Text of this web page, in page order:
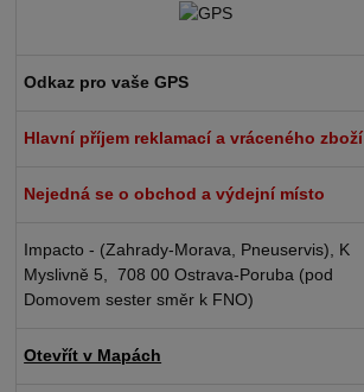
Odkaz pro vaše GPS
Hlavní příjem reklamací a vráceného zboží
Nejedná se o obchod a výdejní místo
Impacto - (Zahrady-Morava, Pneuservis), K
Myslivně 5, 708 00 Ostrava-Poruba (pod
Domovem sester směr k FNO)
Otevřít v Mapách